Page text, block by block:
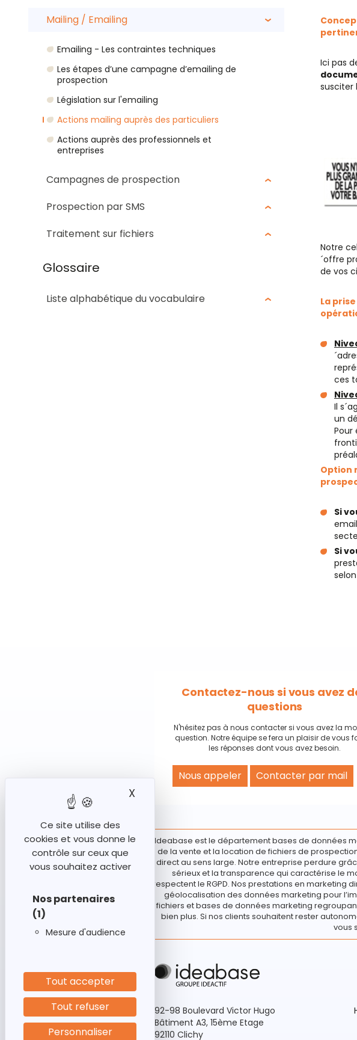
Mailing / Emailing
Emailing - Les contraintes techniques
Les étapes d’une campagne d’emailing de
prospection
Législation sur l'emailing
Actions mailing auprès des particuliers
Actions auprès des professionnels et
entreprises
Campagnes de prospection
Prospection par SMS
Traitement sur fichiers
Glossaire
Liste alphabétique du vocabulaire
Ici pas
susciter
Notre
´offre
de vos
La
ces
Il
un
Pour
Option
Si
Si
Contactez-nous si vous avez
questions
N'hésitez pas à nous contacter si vous avez la
question. Notre équipe se fera un plaisir de vous
les réponses dont vous avez besoin.
Nous appeler Contacter par mail
Ideabase est le département bases de données
de la vente et la location de fichiers de
direct au sens large. Notre entreprise perdure
sérieux et la transparence qui caractérise le
respectent le RGPD. Nos prestations en
géolocalisation des données marketing pour
fichiers et bases de données marketing
bien plus. Si nos clients souhaitent rester
vous
92-98 Boulevard Victor Hugo
Bâtiment A3, 15ème Etage
92110 Clichy
Ce site utilise des
cookies et vous donne le
contrôle sur ceux que
vous souhaitez activer
Nos partenaires
(1)
Mesure d'audience
Tout accepter
Tout refuser
Personnaliser
X